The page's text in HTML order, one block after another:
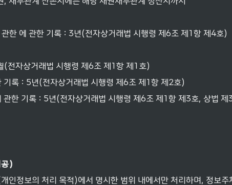
관한 에 관한 기록 : 3년(전자상거래법 시행령 제6조 제1항 제4호)
(전자상거래법 시행령 제6조 제1항 제1호)
기록 : 5년(전자상거래법 시행령 제6조 제1항 제2호)
관한 기록 : 5년(전자상거래법 시행령 제6조 제1항 제3호, 상법
)
정보의 처리 목적)에서 명시한 범위 내에서만 처리하며, 정보주